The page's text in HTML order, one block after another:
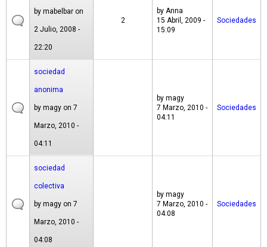
by mabelbar on
2 Julio, 2008 -
22:20
2
by Anna
15 Abril, 2009 -
15:09
Sociedades
sociedad
anonima
by magy on 7
Marzo, 2010 -
04:11
by magy
7 Marzo, 2010 -
04:11
Sociedades
sociedad
colectiva
by magy on 7
Marzo, 2010 -
04:08
by magy
7 Marzo, 2010 -
04:08
Sociedades